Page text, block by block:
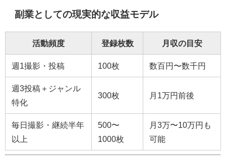
副業としての現実的な収益モデル
活動頻度 登録枚数 月収の目安
週1撮影・投稿 100枚 数百円〜数千円
週3投稿＋ジャンル
特化
300枚 月1万円前後
毎日撮影・継続半年
以上
500〜
1000枚
月3万〜10万円も
可能